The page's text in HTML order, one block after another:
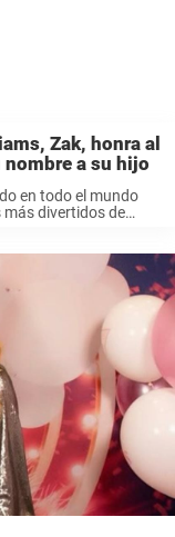
Zak, honra al
a su hijo
en todo el mundo
divertidos de